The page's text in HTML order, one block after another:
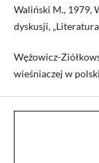
Waliński M., 1979,
dyskusji,
Wężowicz-
wieśniaczej w